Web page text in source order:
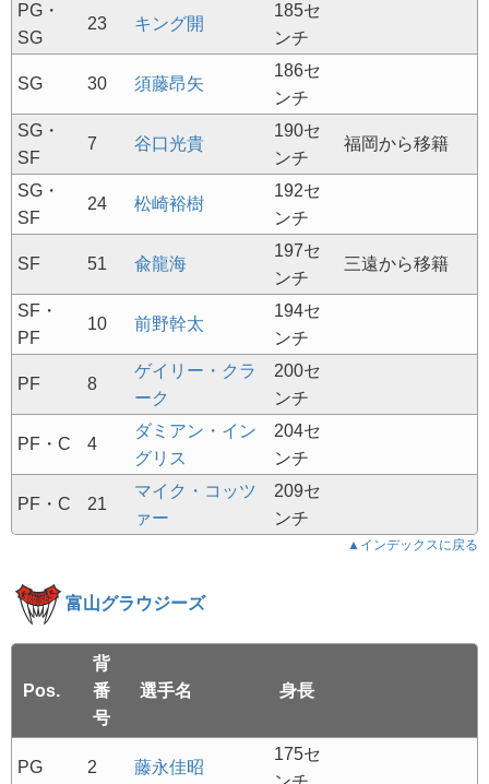
PG・
SG
23 キング開
185セ
ンチ
SG 30 須藤昂矢
186セ
ンチ
SG・
SF
7 谷口光貴
190セ
ンチ
福岡から移籍
SG・
SF
24 松崎裕樹
192セ
ンチ
SF 51 兪龍海
197セ
ンチ
三遠から移籍
SF・
PF
10 前野幹太
194セ
ンチ
PF 8
ゲイリー・クラ
ーク
200セ
ンチ
PF・C 4
ダミアン・イン
グリス
204セ
ンチ
PF・C 21
マイク・コッツ
ァー
209セ
ンチ
▲インデックスに戻る
富山グラウジーズ
Pos.
背
番
号
選手名 身長
PG 2 藤永佳昭
175セ